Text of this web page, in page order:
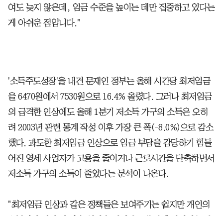
여도 늦지 않은데, 임금 수준을 높이는 데만 집중하고 있다는
게 아쉬운 점입니다."
'소득주도성장'을 내건 문재인 정부는 올해 시간당 최저임금
을 6470원에서 7530원으로 16.4% 올렸다. 그러나 최저임금
의 급격한 인상에도 올해 1분기 저소득 가구의 소득은 오히
려 2003년 관련 통계 작성 이후 가장 큰 폭(-8.0%)으로 감소
했다. 과도한 최저임금 인상으로 임금 부담을 감당하기 힘들
어진 영세 사업자가 고용을 줄이거나 근로시간을 단축하면서
저소득 가구의 소득이 줄었다는 분석이 나온다.
"최저임금 인상과 같은 정책들은 보여주기는 쉽지만 개인의